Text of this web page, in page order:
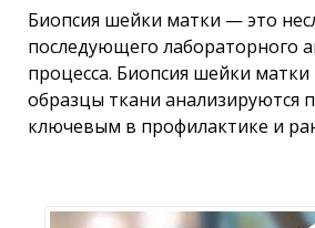
Биопсия шейки матки — это
последующего лабораторного
процесса. Биопсия шейки матки
образцы ткани анализируются
ключевым в профилактике и